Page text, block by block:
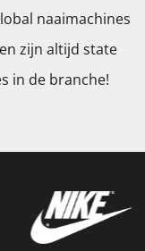
naaimachines
zijn altijd state
in de branche!